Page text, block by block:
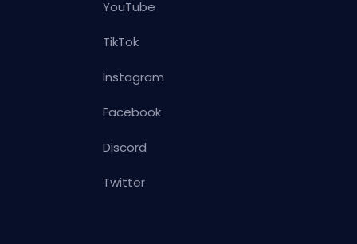
YouTube
TikTok
Instagram
Facebook
Discord
Twitter